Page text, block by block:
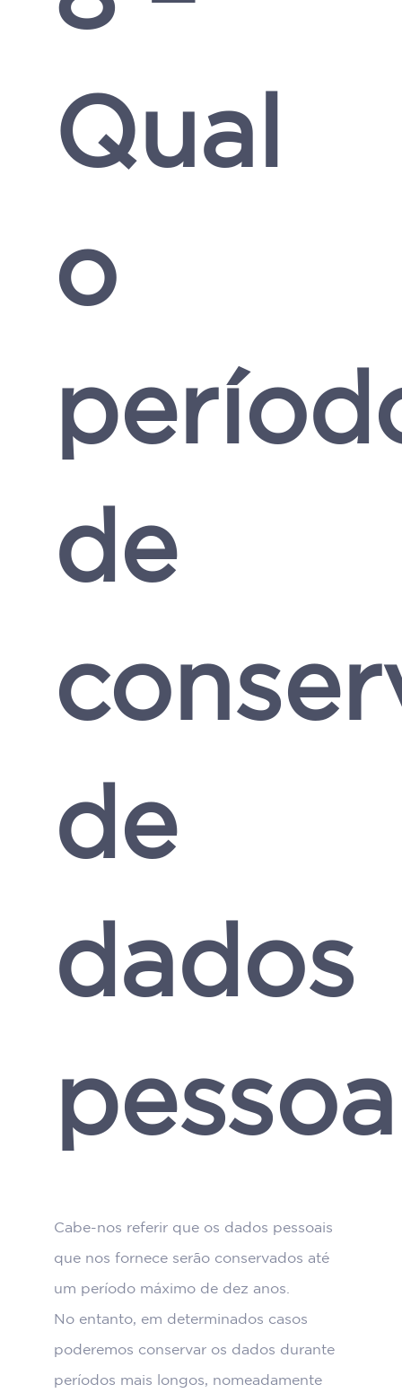
Qual
o
de
de
dados
Cabe-nos referir que os dados pessoais
que nos fornece serão conservados até
um período máximo de dez anos.
No entanto, em determinados casos
poderemos conservar os dados durante
períodos mais longos, nomeadamente